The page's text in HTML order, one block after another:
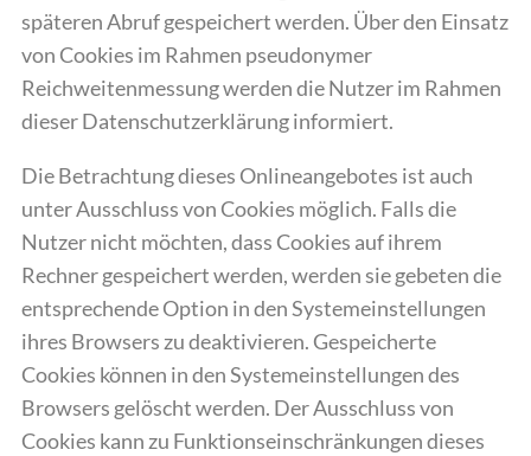
späteren Abruf gespeichert werden. Über den Einsatz
von Cookies im Rahmen pseudonymer
Reichweitenmessung werden die Nutzer im Rahmen
dieser Datenschutzerklärung informiert.
Die Betrachtung dieses Onlineangebotes ist auch
unter Ausschluss von Cookies möglich. Falls die
Nutzer nicht möchten, dass Cookies auf ihrem
Rechner gespeichert werden, werden sie gebeten die
entsprechende Option in den Systemeinstellungen
ihres Browsers zu deaktivieren. Gespeicherte
Cookies können in den Systemeinstellungen des
Browsers gelöscht werden. Der Ausschluss von
Cookies kann zu Funktionseinschränkungen dieses